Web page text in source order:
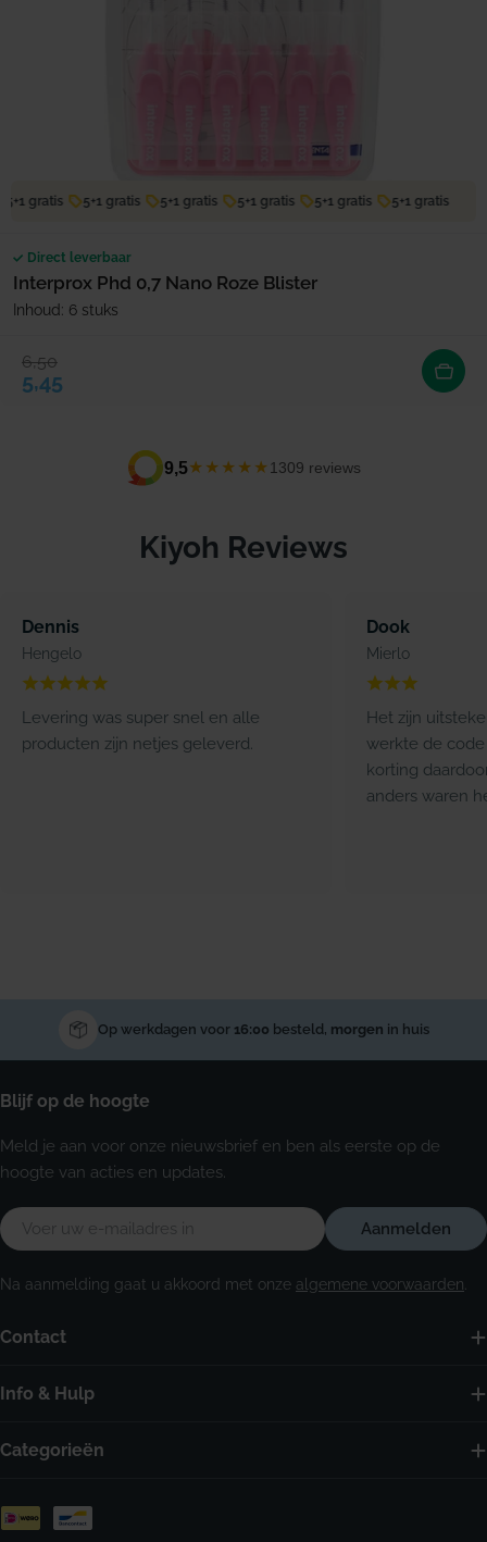
5+1 gratis 5+1 gratis 5+1 gratis 5+1 gratis 5+1 gratis 5+1 gratis
Direct leverbaar
Interprox Phd 0,7 Nano Roze Blister
Inhoud: 6 stuks
Verkoopprijs
5,45
Normale prijs
6,50
9,5★★★★★ 1309 reviews
Kiyoh Reviews
Dennis
Hengelo
Levering was super snel en alle
producten zijn netjes geleverd.
Dook
Mierlo
Het zijn
werkte de code
korting
anders waren
Gratis verzendingbij bestellingen boven de €59,-
Contact
Info & Hulp
Categorieën
Blijf op de hoogte
Meld je aan voor onze nieuwsbrief en ben als eerste op de
hoogte van acties en updates.
E-
mail
Aanmelden
Na aanmelding gaat u akkoord met onze algemene voorwaarden
Betaalmethoden